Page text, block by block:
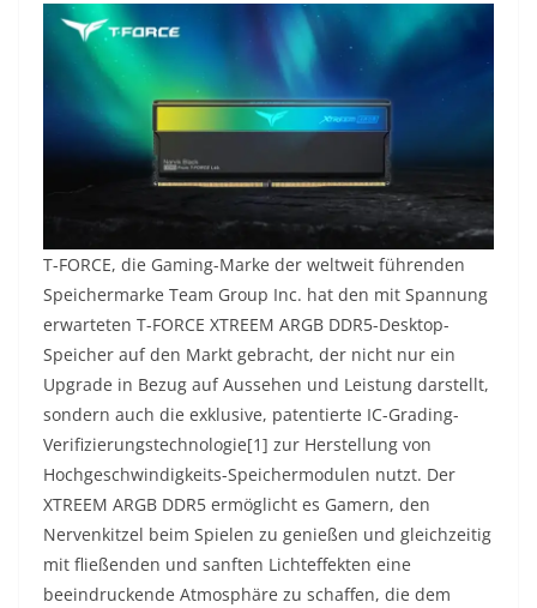
T-FORCE, die Gaming-Marke der weltweit führenden
Speichermarke Team Group Inc. hat den mit Spannung
erwarteten T-FORCE XTREEM ARGB DDR5-Desktop-
Speicher auf den Markt gebracht, der nicht nur ein
Upgrade in Bezug auf Aussehen und Leistung darstellt,
sondern auch die exklusive, patentierte IC-Grading-
Verifizierungstechnologie[1] zur Herstellung von
Hochgeschwindigkeits-Speichermodulen nutzt. Der
XTREEM ARGB DDR5 ermöglicht es Gamern, den
Nervenkitzel beim Spielen zu genießen und gleichzeitig
mit fließenden und sanften Lichteffekten eine
beeindruckende Atmosphäre zu schaffen, die dem